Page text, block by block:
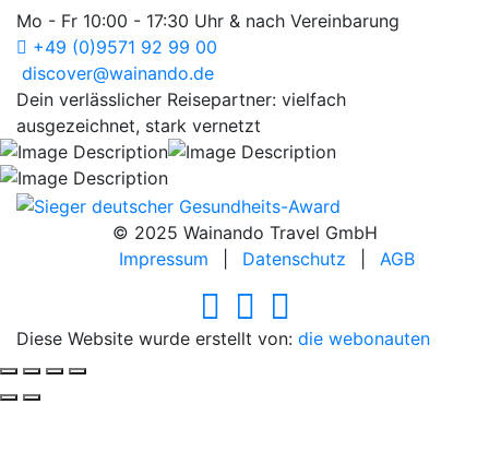
Mo - Fr 10:00 - 17:30 Uhr & nach Vereinbarung
+49 (0)9571 92 99 00
discover@wainando.de
Dein verlässlicher Reisepartner: vielfach
ausgezeichnet, stark vernetzt
© 2025 Wainando Travel GmbH
Impressum
Datenschutz AGB
Diese Website wurde erstellt von: die webonauten